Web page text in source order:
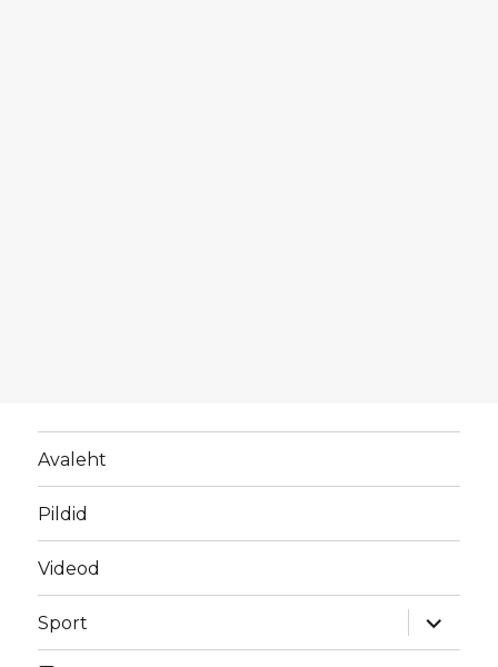
Avaleht
Pildid
Videod
Sport
laienda